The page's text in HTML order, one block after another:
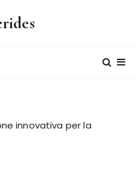
innovativa per la